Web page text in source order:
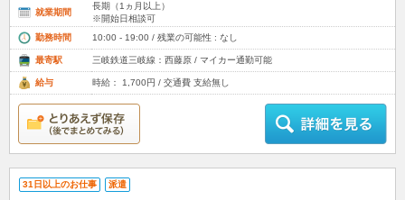
就業期間
長期（1ヵ月以上）
※開始日相談可
勤務時間
10:00 - 19:00 / 残業の可能性 : なし
最寄駅 三岐鉄道三岐線：西藤原 / マイカー通勤可能
給与 時給： 1,700円 / 交通費 支給無し
31日以上のお仕事 派遣